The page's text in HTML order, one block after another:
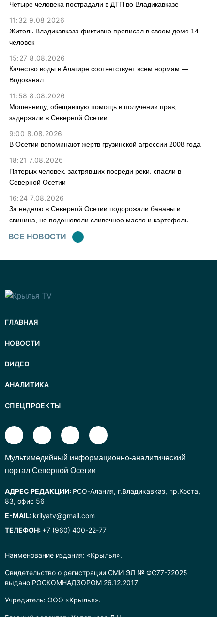
Четыре человека пострадали в ДТП во Владикавказе
11:32 9.08.2026
Житель Владикавказа фиктивно прописал в своем доме 14
человек
15:27 8.08.2026
Качество воды в Алагире соответствует всем нормам —
Водоканал
11:58 8.08.2026
Мошенницу, обещавшую помощь в получении прав,
задержали в Северной Осетии
9:00 8.08.2026
В Осетии вспоминают жертв грузинской агрессии 2008 года
18:21 7.08.2026
Пятерых человек, застрявших посреди реки, спасли в
Северной Осетии
16:24 7.08.2026
За неделю в Северной Осетии подорожали бананы и
свинина, но подешевели сливочное масло и картофель
ВСЕ НОВОСТИ
Наименование издания: «Крылья».
Свидетельство о регистрации СМИ ЭЛ № ФС77-72025
выдано РОСКОМНАДЗОРОМ 26.12.2017
Учредитель: ООО «Крылья».
ГЛАВНАЯ
НОВОСТИ
ВИДЕО
АНАЛИТИКА
СПЕЦПРОЕКТЫ
Mультимедийный информационно-аналитический
портал Северной Осетии
АДРЕС РЕДАКЦИИ: РСО-Алания, г.Владикавказ, пр.Коста,
83, офис 56
E-MAIL: krilyatv@gmail.com
ТЕЛЕФОН: +7 (960) 400-22-77